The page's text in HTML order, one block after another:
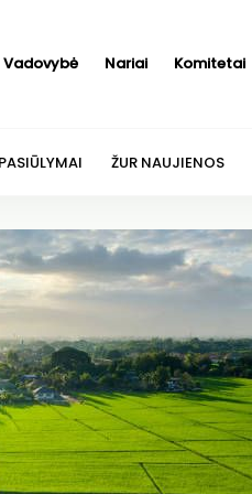
Vadovybė Nariai Komitetai
ŽUR NAUJIENOS